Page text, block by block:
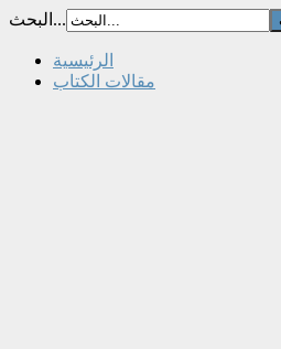
البحث...
الرئيسية
مقالات الكتاب